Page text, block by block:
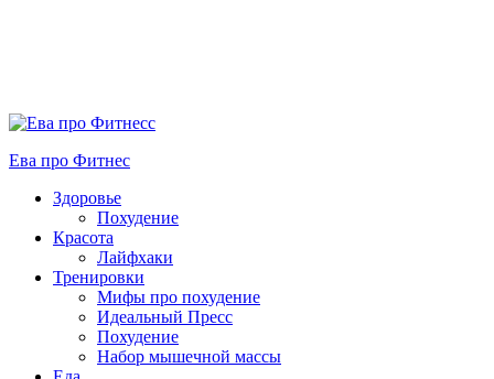
Ева про Фитнес
Здоровье
Похудение
Красота
Лайфхаки
Тренировки
Мифы про похудение
Идеальный Пресс
Похудение
Набор мышечной массы